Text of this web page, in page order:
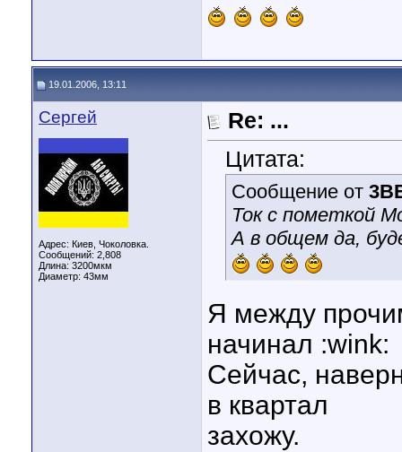
19.01.2006, 13:11
Сергей
Адрес: Киев, Чоколовка.
Сообщений: 2,808
Длина: 3200мкм
Диаметр: 43мм
Re: ...
Цитата:
Сообщение от
Ток с пометкой
А в общем да,
Я между
начинал :wink:
Сейчас,
в квартал
захожу.